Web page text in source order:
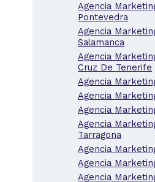
Agencia
Pontevedra
Agencia
Salamanca
Agencia
Cruz De Tenerife
Agencia
Agencia
Agencia
Agencia
Tarragona
Agencia
Agencia
Agencia